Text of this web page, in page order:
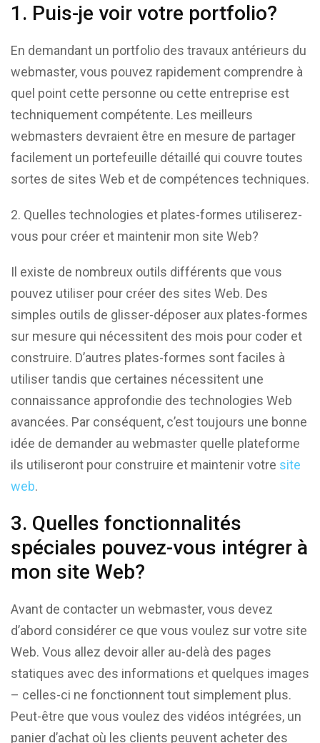
1. Puis-je voir votre portfolio?
En demandant un portfolio des travaux antérieurs du
webmaster, vous pouvez rapidement comprendre à
quel point cette personne ou cette entreprise est
techniquement compétente. Les meilleurs
webmasters devraient être en mesure de partager
facilement un portefeuille détaillé qui couvre toutes
sortes de sites Web et de compétences techniques.
Quelles technologies et plates-formes utiliserez-
vous pour créer et maintenir mon site Web?
Il existe de nombreux outils différents que vous
pouvez utiliser pour créer des sites Web. Des
simples outils de glisser-déposer aux plates-formes
sur mesure qui nécessitent des mois pour coder et
construire. D’autres plates-formes sont faciles à
utiliser tandis que certaines nécessitent une
connaissance approfondie des technologies Web
avancées. Par conséquent, c’est toujours une bonne
idée de demander au webmaster quelle plateforme
ils utiliseront pour construire et maintenir votre site
web.
3. Quelles fonctionnalités
spéciales pouvez-vous intégrer à
mon site Web?
Avant de contacter un webmaster, vous devez
d’abord considérer ce que vous voulez sur votre site
Web. Vous allez devoir aller au-delà des pages
statiques avec des informations et quelques images
– celles-ci ne fonctionnent tout simplement plus.
Peut-être que vous voulez des vidéos intégrées, un
panier d’achat où les clients peuvent acheter des